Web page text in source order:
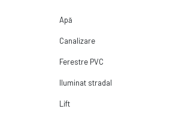
Apă
Canalizare
Ferestre PVC
Iluminat stradal
Lift